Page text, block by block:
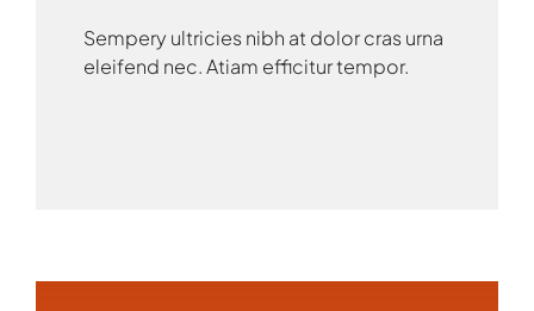
Sempery ultricies nibh at dolor cras urna
eleifend nec. Atiam efficitur tempor.